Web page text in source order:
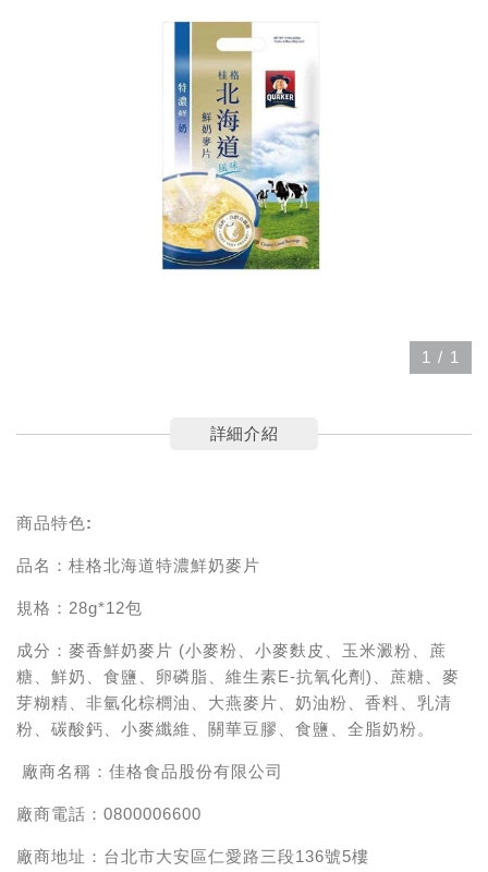
1 / 1
詳細介紹
商品特色:
品名：桂格北海道特濃鮮奶麥片
規格：28g*12包
成分：麥香鮮奶麥片 (小麥粉、小麥麩皮、玉米澱粉、蔗
糖、鮮奶、食鹽、卵磷脂、維生素E-抗氧化劑)、蔗糖、麥
芽糊精、非氫化棕櫚油、大燕麥片、奶油粉、香料、乳清
粉、碳酸鈣、小麥纖維、關華豆膠、食鹽、全脂奶粉。
廠商名稱：佳格食品股份有限公司
廠商電話：0800006600
廠商地址：台北市大安區仁愛路三段136號5樓